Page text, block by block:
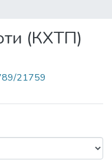
(КХТП)
21759